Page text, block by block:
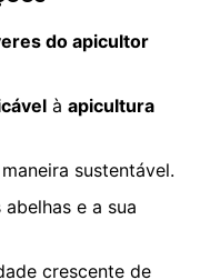
do apicultor
à apicultura
sustentável.
e a sua
crescente de